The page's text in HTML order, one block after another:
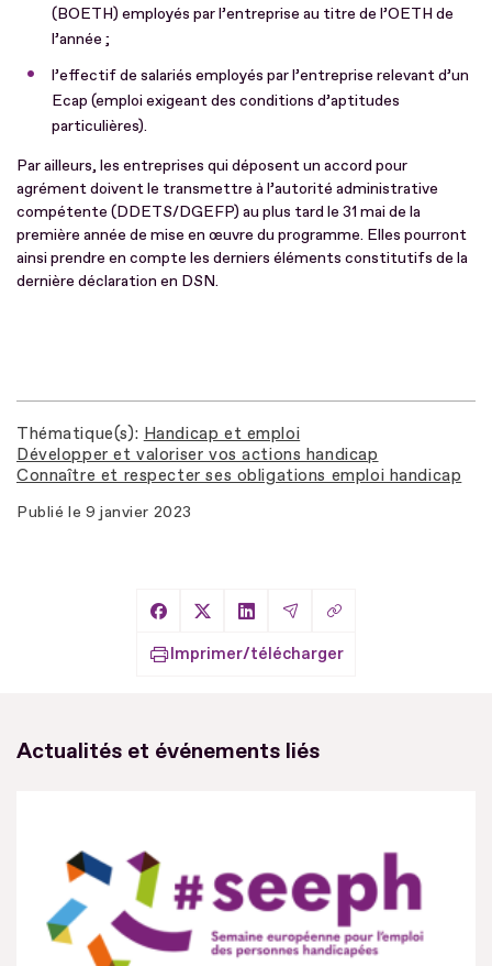
(BOETH) employés par l’entreprise au titre de l’OETH de
l’année ;
l’effectif de salariés employés par l’entreprise relevant d’un
Ecap (emploi exigeant des conditions d’aptitudes
particulières).
Par ailleurs, les entreprises qui déposent un accord pour
agrément doivent le transmettre à l’autorité administrative
compétente (DDETS/DGEFP) au plus tard le 31 mai de la
première année de mise en œuvre du programme. Elles pourront
ainsi prendre en compte les derniers éléments constitutifs de la
dernière déclaration en DSN.
Thématique(s) Handicap et emploi
Développer et valoriser vos actions handicap
Connaître et respecter ses obligations emploi handicap
Publié le 9 janvier 2023
Partager sur Facebook
Partager sur X
Partager sur LinkedIn
Partager par Email
Copier le lien
Imprimer/télécharger
Actualités et événements liés